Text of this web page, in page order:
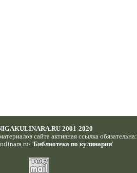
2001-2020
сайта активная ссылка обязательна:
'Библиотека по кулинарии'